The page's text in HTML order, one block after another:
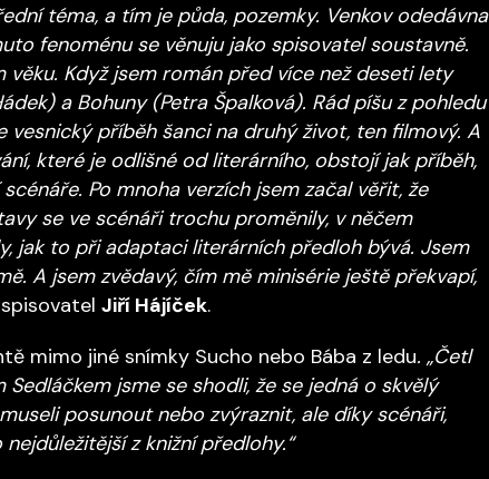
téma, a tím je půda, pozemky. Venkov odedávna
fenoménu se věnuju jako spisovatel soustavně.
Když jsem román před více než deseti lety
a Bohuny (Petra Špalková). Rád píšu z pohledu
příběh šanci na druhý život, ten filmový. A
které je odlišné od literárního, obstojí jak příběh,
Po mnoha verzích jsem začal věřit, že
se ve scénáři trochu proměnily, v něčem
jak to při adaptaci literárních předloh bývá. Jsem
A jsem zvědavý, čím mě minisérie ještě překvapí,
Jiří Hájíček.
mimo jiné snímky Sucho nebo Bába z ledu. „Četl
jsme se shodli, že se jedná o skvělý
posunout nebo zvýraznit, ale díky scénáři,
z knižní předlohy.“